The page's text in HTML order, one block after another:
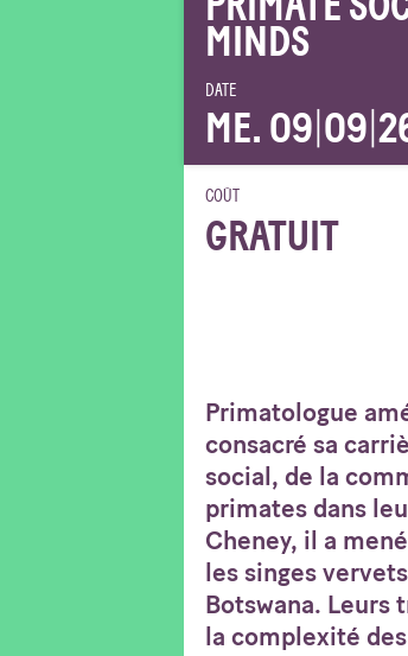
MINDS
DATE
ME. 09 09
COÛT
GRATUIT
Primatologue
consacré sa
social, de la
primates dans
Cheney, il a
les singes
Botswana. Leurs
la complexité